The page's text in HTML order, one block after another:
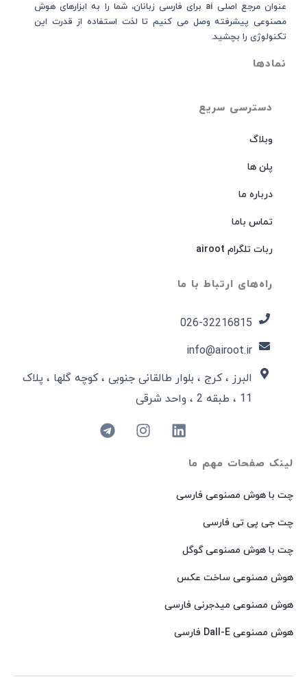
لینک صفحات مهم ما
چت با هوش مصنوعی فارسی
چت جی پی تی فارسی
چت با هوش مصنوعی گوگل
هوش مصنوعی ساخت عکس
هوش مصنوعی میدجرنی فارسی
هوش مصنوعی Dall-E فارسی
دسترسی سریع
وبلاگ
پلن ها
درباره ما
تماس باما
ربات تلگرام airoot
راه‌های ارتباط با ما
026-32216815​
info@airoot.ir
البرز ، کرج ، بلوار طالقانی جنوبی ، کوچه گلها ، پلاک
11 ، طبقه 2 ، واحد شرقی
عنوان مرجع اصلی ai برای فارسی زبانان، شما را به ابزارهای هوش
مصنوعی پیشرفته وصل می کنیم تا لذت استفاده از قدرت این
تکنولوژی را بچشید.
نمادها